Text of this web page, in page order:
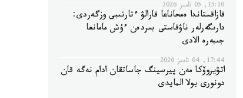
15:10, 05 تامىز 2026
قازاقستاندا ەمحاناعا قارالۋ ءتارتىبى وزگەردى:
دارىگەرلەر ناۋقاستى بىردەن ءۇش مامانعا
جىبەرە الادى
17:44, 04 تامىز 2026
اتۋيروۆكا مەن پيرسينگ جاساتقان ادام نەگە قان
دونورى بولا المايدى